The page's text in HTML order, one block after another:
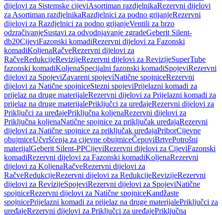
dijelovi za Sistemske cijeviAsortiman razdjelnikaRezervni dijelovi
za Asortiman razdjelnikaRazdjelnici za podno grijanjeRezervni
dijelovi za Razdjelnici za podno grijanjeVentili za brzo
odzračivanjeSustavi za odvodnjavanje zgradeGeberit Silent-
db20CijeviFazonski komadiRezervni dijelovi za Fazonski
komadiKoljenaRačveRezervni dijelovi za
RačveRedukcijeRevizijeRezervni dijelovi za RevizijeSuperTube
fazonski komadiKoljenaSpecijalni fazonski komadiSpojeviRezervni
dijelovi za SpojeviZavareni spojeviNatične spojniceRezervni
dijelovi za Natične spojniceStezni spojeviPrijelazni komadi za
prijelaz na druge materijaleRezervni dijelovi za Prijelazni komadi za
prijelaz na druge materijalePriključci za uređajeRezervni dijelovi za
Priključci za uređajePriključna koljenaRezervni dijelovi za
Priključna koljenaNatične spojnice za priključak uređajaRezervni
dijelovi za Natične spojnice za priključak uređajaPriborCijevne
obujmiceUčvršćenja za cijevne obujmiceČepoviBrtvePotrošni
materijalGeberit Silent-PPCijeviRezervni dijelovi za CijeviFazonski
komadiRezervni dijelovi za Fazonski komadiKoljenaRezervni
dijelovi za KoljenaRačveRezervni dijelovi za
RačveRedukcijeRezervni dijelovi za RedukcijeRevizijeRezervni
dijelovi za RevizijeSpojeviRezervni dijelovi za SpojeviNatične
spojniceRezervni dijelovi za Natične spojniceKandžaste
spojnicePrijelazni komadi za prijelaz na druge materijalePriključci za
uređajeRezervni dijelovi za Priključci za uređajePriključna